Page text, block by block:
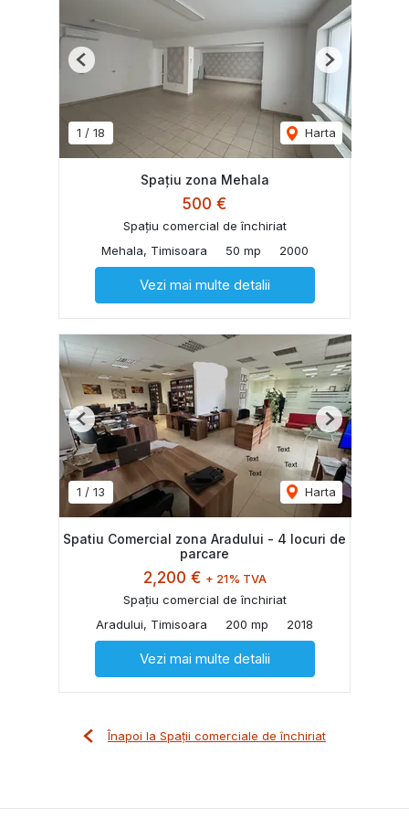
1 / 18 Harta
Previous Next
Spațiu zona Mehala
500 €
Spațiu comercial de închiriat
Mehala, Timisoara
50 mp 2000
Vezi mai multe detalii
1 / 13 Harta
Previous Next
Spatiu Comercial zona Aradului - 4 locuri de
parcare
2,200 € + 21% TVA
Spațiu comercial de închiriat
Aradului, Timisoara
200 mp 2018
Vezi mai multe detalii
Înapoi la Spații comerciale de închiriat